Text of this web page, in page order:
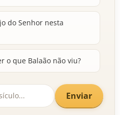
do Senhor nesta
o que Balaão não viu?
Enviar